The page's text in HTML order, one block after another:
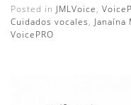
Posted in JMLVoice,
Cuidados vocales, Janaína
VoicePRO